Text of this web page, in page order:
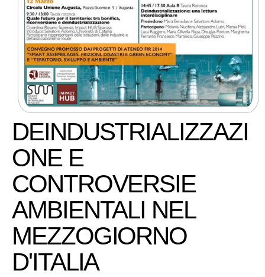
DEINDUSTRIALIZZAZI
ONE E
CONTROVERSIE
AMBIENTALI NEL
MEZZOGIORNO
D'ITALIA